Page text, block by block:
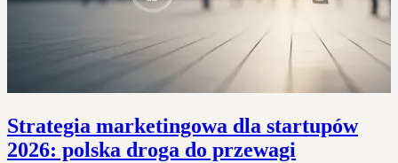
Strategia marketingowa dla startupów
2026: polska droga do przewagi